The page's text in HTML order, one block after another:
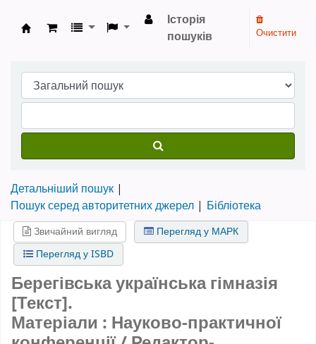
Бібліотека НТШ › Електронний каталог
Історія
пошуків
Очистити
Детальніший пошук
Пошук серед авторитетних джерел
Бібліотека
Звичайний вигляд
Перегляд у МАРК
Перегляд у ISBD
Берегівська українська гімназія
[Текст].
Матеріали : Науково-практичної